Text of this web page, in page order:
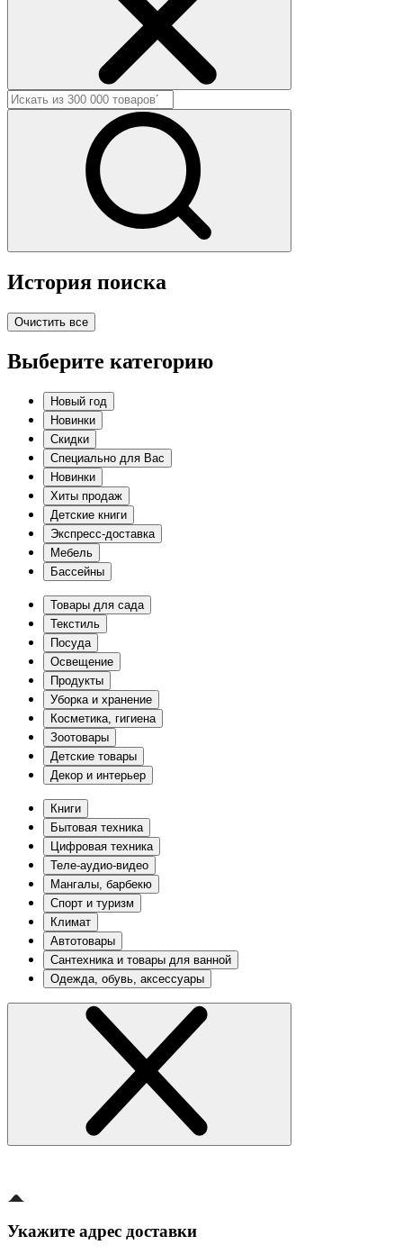
История поиска
Очистить все
Выберите категорию
Новый год
Новинки
Скидки
Специально для Вас
Новинки
Хиты продаж
Детские книги
Экспресс-доставка
Мебель
Бассейны
Товары для сада
Текстиль
Посуда
Освещение
Продукты
Уборка и хранение
Косметика, гигиена
Зоотовары
Детские товары
Декор и интерьер
Книги
Бытовая техника
Цифровая техника
Теле-аудио-видео
Мангалы, барбекю
Спорт и туризм
Климат
Автотовары
Сантехника и товары для ванной
Одежда, обувь, аксессуары
Укажите адрес доставки